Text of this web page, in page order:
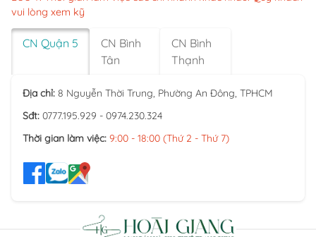
vui lòng xem kỹ
CN Quận 5
CN Bình
Tân
CN Bình
Thạnh
Địa chỉ: 8 Nguyễn Thời Trung, Phường An Đông, TPHCM
Sđt: 0777.195.929 - 0974.230.324
Thời gian làm việc: 9:00 - 18:00 (Thứ 2 - Thứ 7)